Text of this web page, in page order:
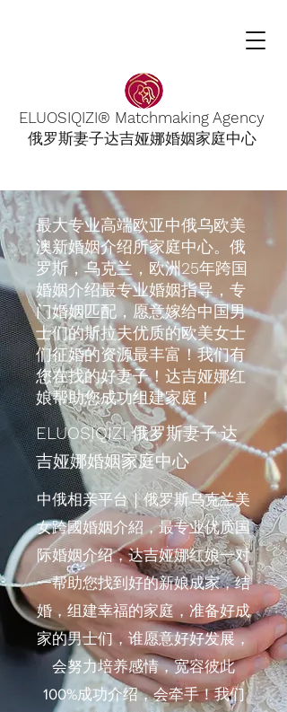
ELUOSIQIZI® Matchmaking Agency
俄罗斯妻子达吉娅娜婚姻家庭中心
最大专业高端欧亚中俄乌欧美
澳新婚姻介绍所家庭中心。俄
罗斯，乌克兰，欧洲25年跨国
婚姻介绍最专业婚姻指导，专
门婚姻匹配，愿意嫁给中国男
士们的斯拉夫优质的欧美女士
们征婚的资源最丰富！我们有
您在找的好妻子！达吉娅娜红
娘帮助您成功组建家庭！
ELUOSIQIZI俄罗斯妻子·达
吉娅娜婚姻家庭中心
中俄相亲平台｜俄罗斯乌克兰美
女跨國婚姻介紹，最专业优质国
际婚姻介绍，达吉娅娜红娘一对
一帮助您找到好的新娘成家，结
婚，组建幸福的家庭，准备好成
家的男士们，谁愿意好好发展，
会努力培养感情，宽容彼此
100%成功介绍，会牵手！我们